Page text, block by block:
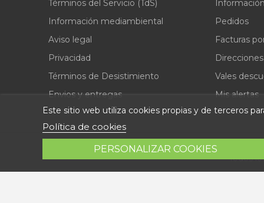
Este sitio web utiliza cookies propias y de terceros
Política de cookies
PERSONALIZAR COOKIES
Términos del Servicio (TdS)
Información mediambiental
Aviso legal
Privacidad
Términos de Desistimiento
Envios y entregas
Pedidos
Facturas
Direcciones
Vales
Mis alertas
Todos